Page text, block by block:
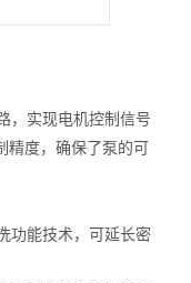
，实现电机控制信号
度，确保了泵的可
功能技术，可延长密